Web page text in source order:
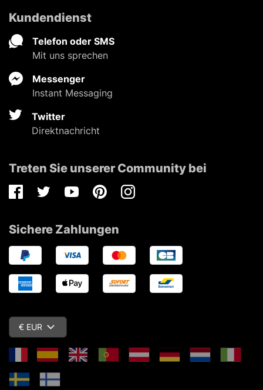
Kundendienst
Telefon oder SMS
Mit uns sprechen
Messenger
Instant Messaging
Twitter
Direktnachricht
Treten Sie unserer Community bei
FacebookTwitterYoutubePinterestInstagram
Sichere Zahlungen
€ EUR